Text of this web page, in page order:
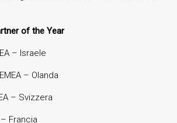
of the Year
– Israele
– Olanda
– Svizzera
– Francia